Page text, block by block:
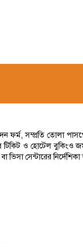
সম্প্রতি তোলা
ও হোটেল বুকিংও
ভিসা সেন্টারের